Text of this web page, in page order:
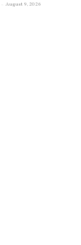
- August 9, 2026